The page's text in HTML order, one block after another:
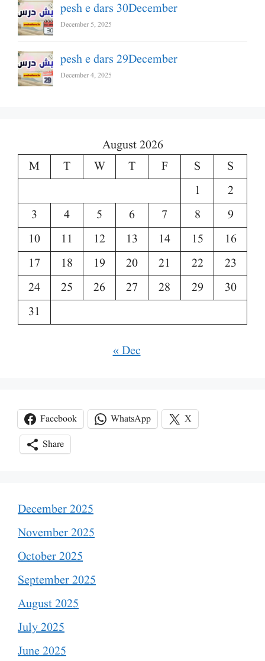
pesh e dars 30December
December 5, 2025
pesh e dars 29December
December 4, 2025
August 2026
M
T W T F S
S
1
2
3
4 5 6 7 8
9
10
11 12 13 14 15
16
17
18 19 20 21 22
23
24
25 26 27 28 29
30
31
« Dec
Facebook WhatsApp
X
Share
December 2025
November 2025
October 2025
September 2025
August 2025
July 2025
June 2025